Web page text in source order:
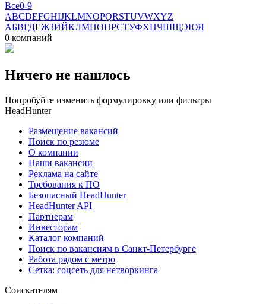
Все0-9
ABCDEFGHIJKLMNOPQRSTUVWXYZ
АБВГДЕЖЗИЙКЛМНОПРСТУФХЦЧШЩЭЮЯ
0 компаний
Ничего не нашлось
Попробуйте изменить формулировку или фильтры
HeadHunter
Размещение вакансий
Поиск по резюме
О компании
Наши вакансии
Реклама на сайте
Требования к ПО
Безопасный HeadHunter
HeadHunter API
Партнерам
Инвесторам
Каталог компаний
Поиск по вакансиям в Санкт-Петербурге
Работа рядом с метро
Сетка: соцсеть для нетворкинга
Соискателям